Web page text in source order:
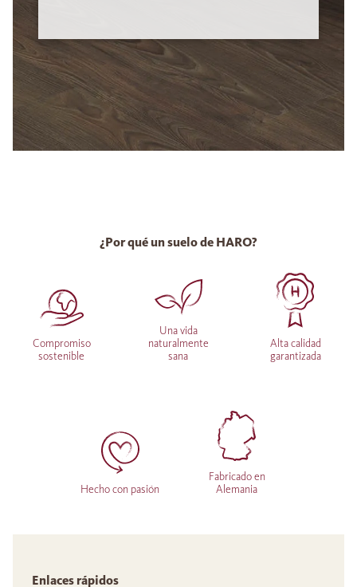
¿Por qué un suelo de HARO?
Compromiso
sostenible
Una vida
naturalmente
sana
Alta calidad
garantizada
Hecho con pasión
Fabricado en
Alemania
Enlaces rápidos